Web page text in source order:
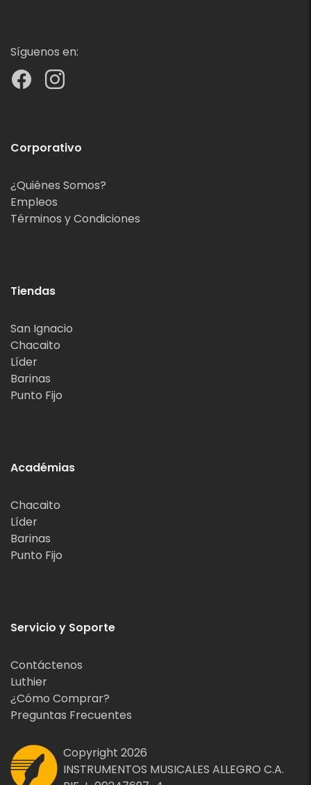
Síguenos en:
Corporativo
¿Quiénes Somos?
Empleos
Términos y Condiciones
Tiendas
San Ignacio
Chacaito
Líder
Barinas
Punto Fijo
Académias
Chacaito
Líder
Barinas
Punto Fijo
Servicio y Soporte
Contáctenos
Luthier
¿Cómo Comprar?
Preguntas Frecuentes
Copyright 2026
INSTRUMENTOS MUSICALES ALLEGRO C.A.